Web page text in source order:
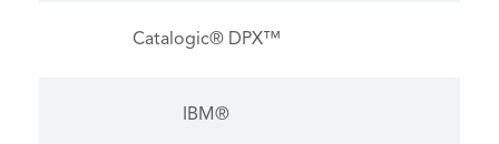
Catalogic® DPX™
IBM®